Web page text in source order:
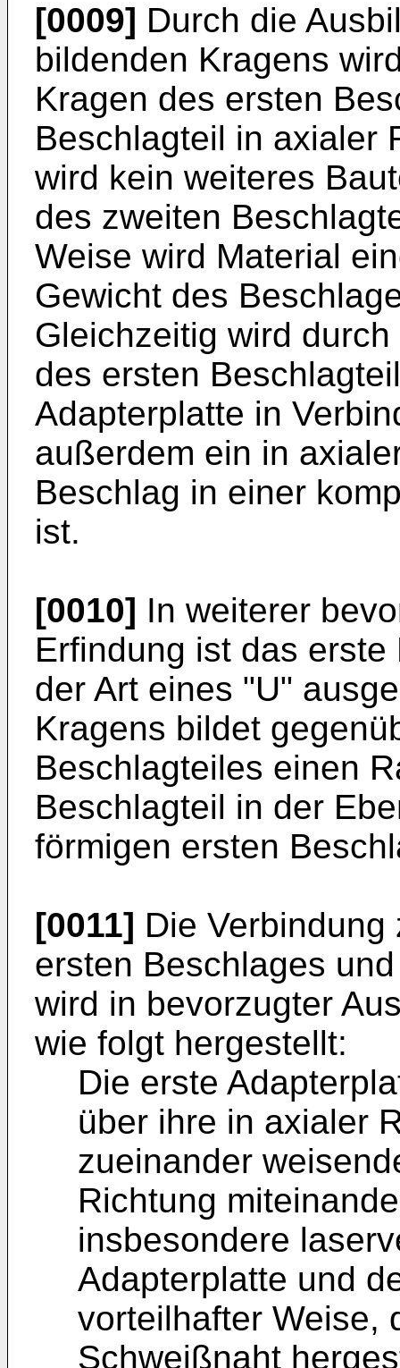
[0009] Durch die
bildenden Kragens
Kragen des ersten
Beschlagteil in axialer
wird kein weiteres
des zweiten
Weise wird Material
Gewicht des
Gleichzeitig wird
des ersten
Adapterplatte in
außerdem ein in
Beschlag in einer
ist.
[0010] In weiterer
Erfindung ist das
der Art eines "U"
Kragens bildet
Beschlagteiles einen
Beschlagteil in der
förmigen ersten
[0011] Die
ersten Beschlages
wird in bevorzugter
wie folgt hergestellt:
Die erste
über ihre in axialer
zueinander
Richtung
insbesondere
Adapterplatte und
vorteilhafter Weise,
Schweißnaht